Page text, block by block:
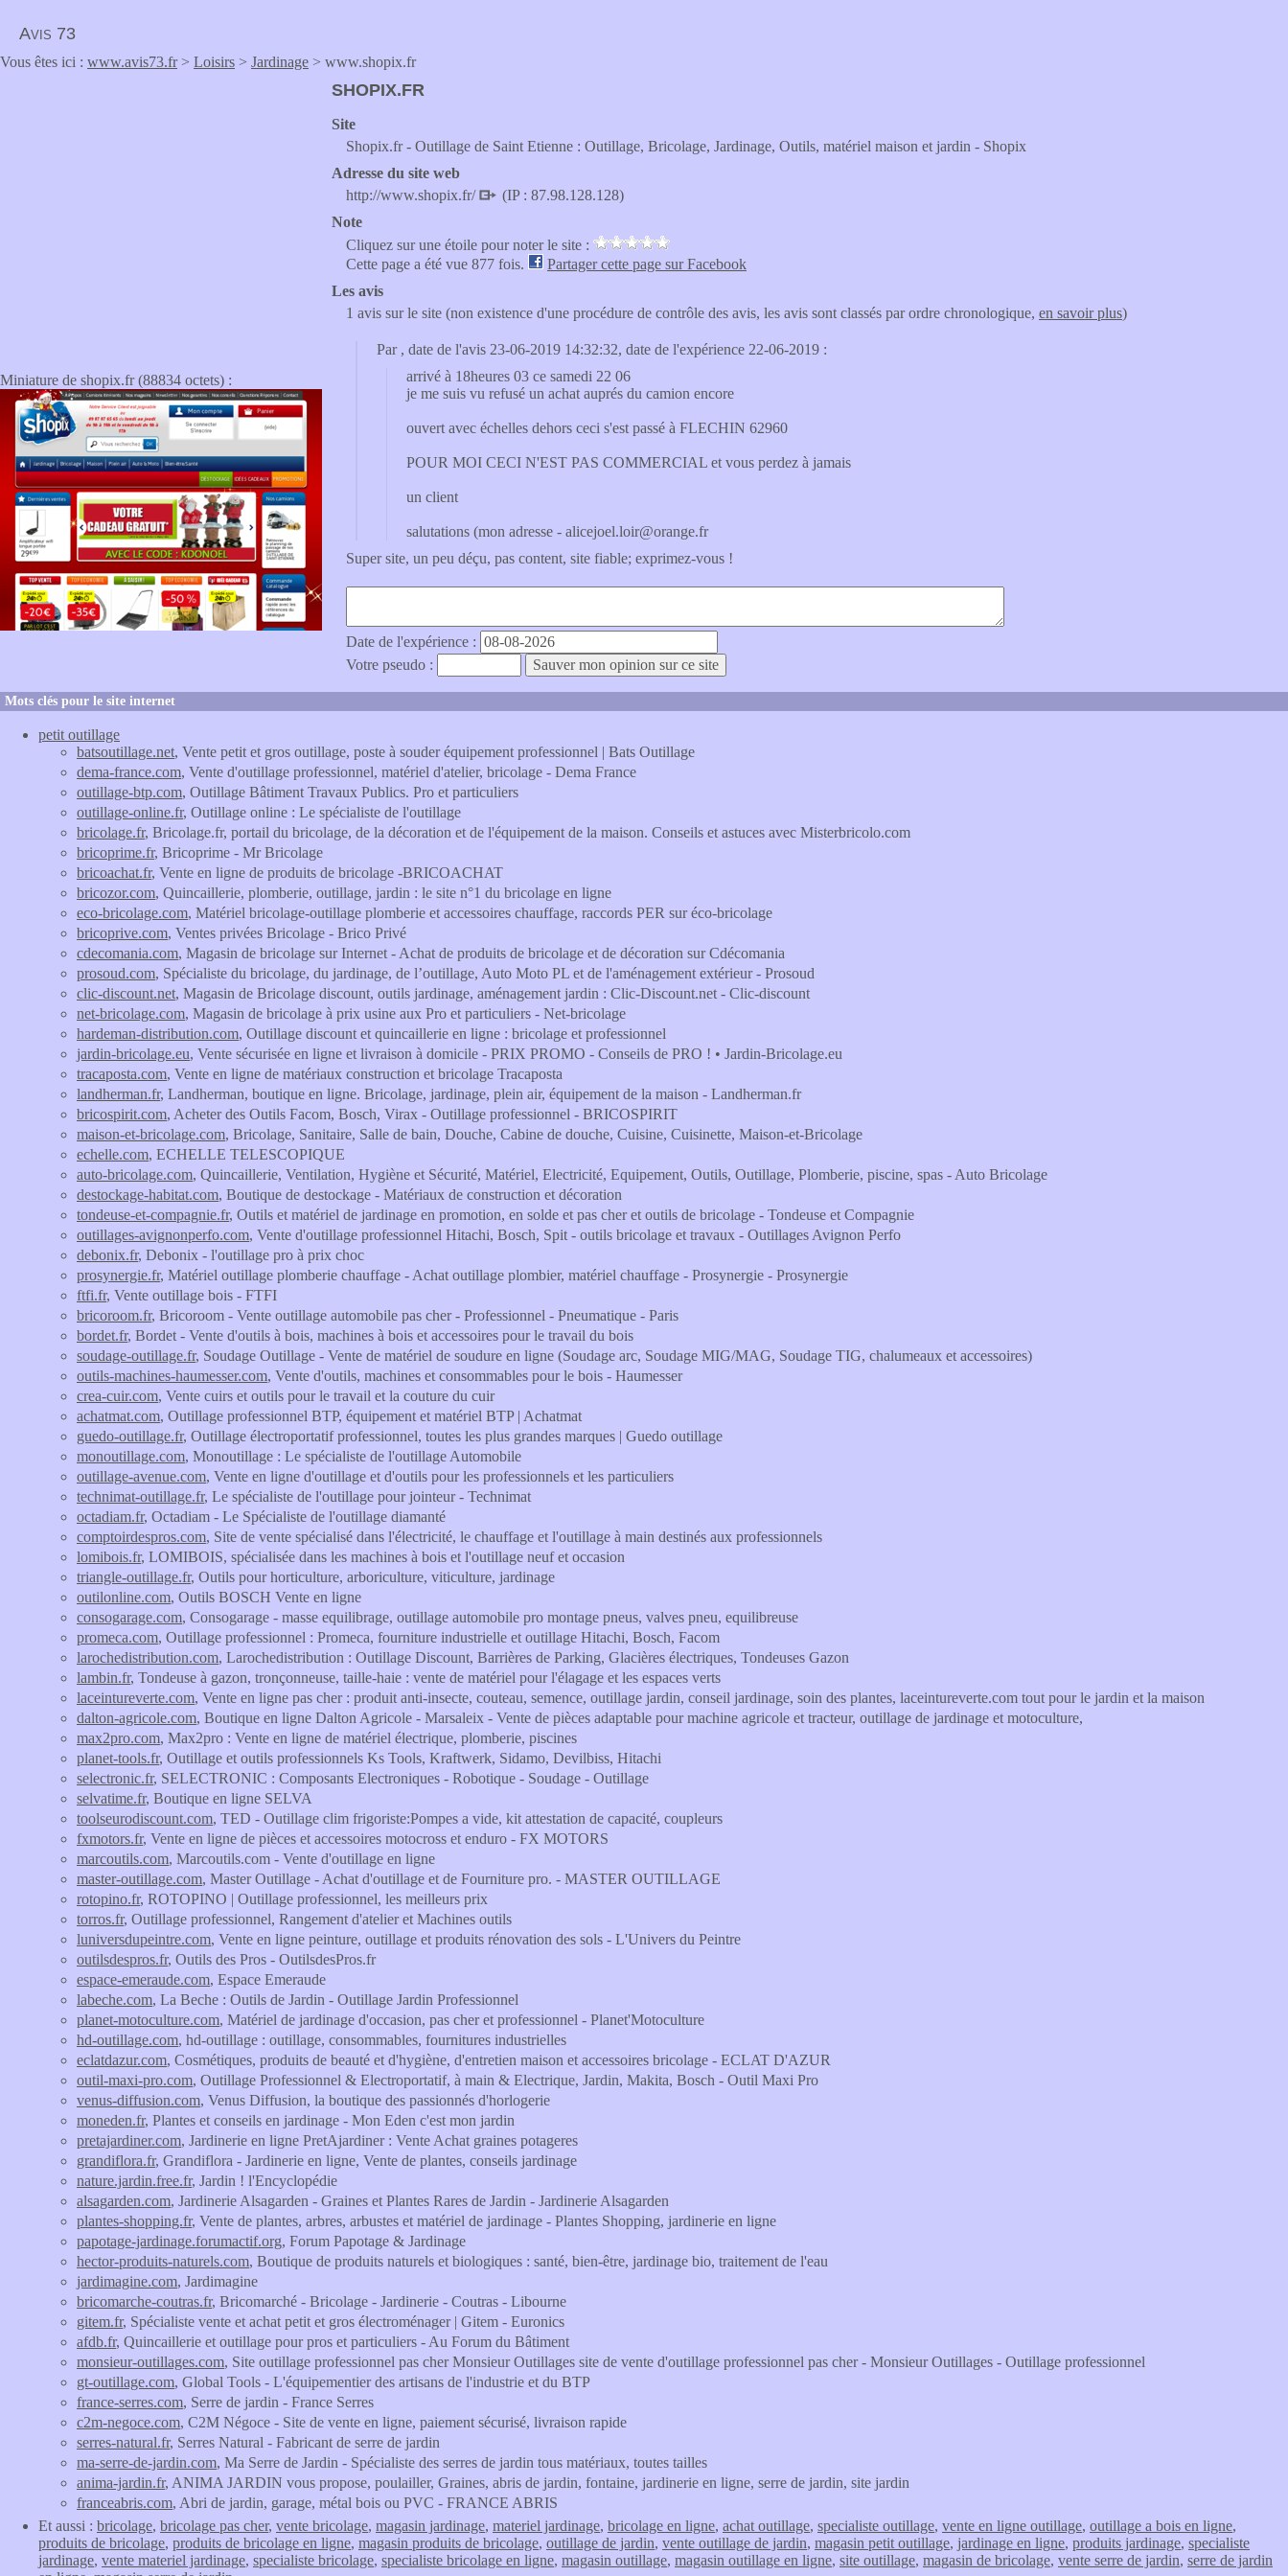
Avis 73
Vous êtes ici : www.avis73.fr> Loisirs > Jardinage > www.shopix.fr
Miniature de shopix.fr (88834 octets) :
SHOPIX.FR
Site
Shopix.fr - Outillage de Saint Etienne : Outillage, Bricolage, Jardinage, Outils, matériel maison et jardin - Shopix
Adresse du site web
http://www.shopix.fr/
(IP : 87.98.128.128)
Note
Cliquez sur une étoile pour noter le site :
Cette page a été vue 877 fois.
Partager cette page sur Facebook
Les avis
1 avis sur le site (non existence d'une procédure de contrôle des avis, les avis sont classés par ordre chronologique, en savoir plus)
Par , date de l'avis 23-06-2019 14:32:32, date de l'expérience 22-06-2019 :
arrivé à 18heures 03 ce samedi 22 06
je me suis vu refusé un achat auprés du camion encore
ouvert avec échelles dehors ceci s'est passé à FLECHIN 62960
POUR MOI CECI N'EST PAS COMMERCIAL et vous perdez à jamais
un client
salutations (mon adresse - alicejoel.loir@orange.fr
Super site, un peu déçu, pas content, site fiable; exprimez-vous !
Date de l'expérience :
Votre pseudo :
Mots clés pour le site internet
petit outillage
batsoutillage.net, Vente petit et gros outillage, poste à souder équipement professionnel | Bats Outillage
dema-france.com, Vente d'outillage professionnel, matériel d'atelier, bricolage - Dema France
outillage-btp.com, Outillage Bâtiment Travaux Publics. Pro et particuliers
outillage-online.fr, Outillage online : Le spécialiste de l'outillage
bricolage.fr, Bricolage.fr, portail du bricolage, de la décoration et de l'équipement de la maison. Conseils et astuces avec Misterbricolo.com
bricoprime.fr, Bricoprime - Mr Bricolage
bricoachat.fr, Vente en ligne de produits de bricolage -BRICOACHAT
bricozor.com, Quincaillerie, plomberie, outillage, jardin : le site n°1 du bricolage en ligne
eco-bricolage.com, Matériel bricolage-outillage plomberie et accessoires chauffage, raccords PER sur éco-bricolage
bricoprive.com, Ventes privées Bricolage - Brico Privé
cdecomania.com, Magasin de bricolage sur Internet - Achat de produits de bricolage et de décoration sur Cdécomania
prosoud.com, Spécialiste du bricolage, du jardinage, de l’outillage, Auto Moto PL et de l'aménagement extérieur - Prosoud
clic-discount.net, Magasin de Bricolage discount, outils jardinage, aménagement jardin : Clic-Discount.net - Clic-discount
net-bricolage.com, Magasin de bricolage à prix usine aux Pro et particuliers - Net-bricolage
hardeman-distribution.com, Outillage discount et quincaillerie en ligne : bricolage et professionnel
jardin-bricolage.eu, Vente sécurisée en ligne et livraison à domicile - PRIX PROMO - Conseils de PRO ! • Jardin-Bricolage.eu
tracaposta.com, Vente en ligne de matériaux construction et bricolage Tracaposta
landherman.fr, Landherman, boutique en ligne. Bricolage, jardinage, plein air, équipement de la maison - Landherman.fr
bricospirit.com, Acheter des Outils Facom, Bosch, Virax - Outillage professionnel - BRICOSPIRIT
maison-et-bricolage.com, Bricolage, Sanitaire, Salle de bain, Douche, Cabine de douche, Cuisine, Cuisinette, Maison-et-Bricolage
echelle.com, ECHELLE TELESCOPIQUE
auto-bricolage.com, Quincaillerie, Ventilation, Hygiène et Sécurité, Matériel, Electricité, Equipement, Outils, Outillage, Plomberie, piscine, spas - Auto Bricolage
destockage-habitat.com, Boutique de destockage - Matériaux de construction et décoration
tondeuse-et-compagnie.fr, Outils et matériel de jardinage en promotion, en solde et pas cher et outils de bricolage - Tondeuse et Compagnie
outillages-avignonperfo.com, Vente d'outillage professionnel Hitachi, Bosch, Spit - outils bricolage et travaux - Outillages Avignon Perfo
debonix.fr, Debonix - l'outillage pro à prix choc
prosynergie.fr, Matériel outillage plomberie chauffage - Achat outillage plombier, matériel chauffage - Prosynergie - Prosynergie
ftfi.fr, Vente outillage bois - FTFI
bricoroom.fr, Bricoroom - Vente outillage automobile pas cher - Professionnel - Pneumatique - Paris
bordet.fr, Bordet - Vente d'outils à bois, machines à bois et accessoires pour le travail du bois
soudage-outillage.fr, Soudage Outillage - Vente de matériel de soudure en ligne (Soudage arc, Soudage MIG/MAG, Soudage TIG, chalumeaux et accessoires)
outils-machines-haumesser.com, Vente d'outils, machines et consommables pour le bois - Haumesser
crea-cuir.com, Vente cuirs et outils pour le travail et la couture du cuir
achatmat.com, Outillage professionnel BTP, équipement et matériel BTP | Achatmat
guedo-outillage.fr, Outillage électroportatif professionnel, toutes les plus grandes marques | Guedo outillage
monoutillage.com, Monoutillage : Le spécialiste de l'outillage Automobile
outillage-avenue.com, Vente en ligne d'outillage et d'outils pour les professionnels et les particuliers
technimat-outillage.fr, Le spécialiste de l'outillage pour jointeur - Technimat
octadiam.fr, Octadiam - Le Spécialiste de l'outillage diamanté
comptoirdespros.com, Site de vente spécialisé dans l'électricité, le chauffage et l'outillage à main destinés aux professionnels
lomibois.fr, LOMIBOIS, spécialisée dans les machines à bois et l'outillage neuf et occasion
triangle-outillage.fr, Outils pour horticulture, arboriculture, viticulture, jardinage
outilonline.com, Outils BOSCH Vente en ligne
consogarage.com, Consogarage - masse equilibrage, outillage automobile pro montage pneus, valves pneu, equilibreuse
promeca.com, Outillage professionnel : Promeca, fourniture industrielle et outillage Hitachi, Bosch, Facom
larochedistribution.com, Larochedistribution : Outillage Discount, Barrières de Parking, Glacières électriques, Tondeuses Gazon
lambin.fr, Tondeuse à gazon, tronçonneuse, taille-haie : vente de matériel pour l'élagage et les espaces verts
laceintureverte.com, Vente en ligne pas cher : produit anti-insecte, couteau, semence, outillage jardin, conseil jardinage, soin des plantes, laceintureverte.com tout pour le jardin et la maison
dalton-agricole.com, Boutique en ligne Dalton Agricole - Marsaleix - Vente de pièces adaptable pour machine agricole et tracteur, outillage de jardinage et motoculture,
max2pro.com, Max2pro : Vente en ligne de matériel électrique, plomberie, piscines
planet-tools.fr, Outillage et outils professionnels Ks Tools, Kraftwerk, Sidamo, Devilbiss, Hitachi
selectronic.fr, SELECTRONIC : Composants Electroniques - Robotique - Soudage - Outillage
selvatime.fr, Boutique en ligne SELVA
toolseurodiscount.com, TED - Outillage clim frigoriste:Pompes a vide, kit attestation de capacité, coupleurs
fxmotors.fr, Vente en ligne de pièces et accessoires motocross et enduro - FX MOTORS
marcoutils.com, Marcoutils.com - Vente d'outillage en ligne
master-outillage.com, Master Outillage - Achat d'outillage et de Fourniture pro. - MASTER OUTILLAGE
rotopino.fr, ROTOPINO | Outillage professionnel, les meilleurs prix
torros.fr, Outillage professionnel, Rangement d'atelier et Machines outils
luniversdupeintre.com, Vente en ligne peinture, outillage et produits rénovation des sols - L'Univers du Peintre
outilsdespros.fr, Outils des Pros - OutilsdesPros.fr
espace-emeraude.com, Espace Emeraude
labeche.com, La Beche : Outils de Jardin - Outillage Jardin Professionnel
planet-motoculture.com, Matériel de jardinage d'occasion, pas cher et professionnel - Planet'Motoculture
hd-outillage.com, hd-outillage : outillage, consommables, fournitures industrielles
eclatdazur.com, Cosmétiques, produits de beauté et d'hygiène, d'entretien maison et accessoires bricolage - ECLAT D'AZUR
outil-maxi-pro.com, Outillage Professionnel & Electroportatif, à main & Electrique, Jardin, Makita, Bosch - Outil Maxi Pro
venus-diffusion.com, Venus Diffusion, la boutique des passionnés d'horlogerie
moneden.fr, Plantes et conseils en jardinage - Mon Eden c'est mon jardin
pretajardiner.com, Jardinerie en ligne PretAjardiner : Vente Achat graines potageres
grandiflora.fr, Grandiflora - Jardinerie en ligne, Vente de plantes, conseils jardinage
nature.jardin.free.fr, Jardin ! l'Encyclopédie
alsagarden.com, Jardinerie Alsagarden - Graines et Plantes Rares de Jardin - Jardinerie Alsagarden
plantes-shopping.fr, Vente de plantes, arbres, arbustes et matériel de jardinage - Plantes Shopping, jardinerie en ligne
papotage-jardinage.forumactif.org, Forum Papotage & Jardinage
hector-produits-naturels.com, Boutique de produits naturels et biologiques : santé, bien-être, jardinage bio, traitement de l'eau
jardimagine.com, Jardimagine
bricomarche-coutras.fr, Bricomarché - Bricolage - Jardinerie - Coutras - Libourne
gitem.fr, Spécialiste vente et achat petit et gros électroménager | Gitem - Euronics
afdb.fr, Quincaillerie et outillage pour pros et particuliers - Au Forum du Bâtiment
monsieur-outillages.com, Site outillage professionnel pas cher Monsieur Outillages site de vente d'outillage professionnel pas cher - Monsieur Outillages - Outillage professionnel
gt-outillage.com, Global Tools - L'équipementier des artisans de l'industrie et du BTP
france-serres.com, Serre de jardin - France Serres
c2m-negoce.com, C2M Négoce - Site de vente en ligne, paiement sécurisé, livraison rapide
serres-natural.fr, Serres Natural - Fabricant de serre de jardin
ma-serre-de-jardin.com, Ma Serre de Jardin - Spécialiste des serres de jardin tous matériaux, toutes tailles
anima-jardin.fr, ANIMA JARDIN vous propose, poulailler, Graines, abris de jardin, fontaine, jardinerie en ligne, serre de jardin, site jardin
franceabris.com, Abri de jardin, garage, métal bois ou PVC - FRANCE ABRIS
Et aussi : bricolage, bricolage pas cher, vente bricolage, magasin jardinage, materiel jardinage, bricolage en ligne, achat outillage, specialiste outillage, vente en ligne outillage, outillage a bois en ligne,
produits de bricolage, produits de bricolage en ligne, magasin produits de bricolage, outillage de jardin, vente outillage de jardin, magasin petit outillage, jardinage en ligne, produits jardinage, specialiste
jardinage, vente materiel jardinage, specialiste bricolage, specialiste bricolage en ligne, magasin outillage, magasin outillage en ligne, site outillage, magasin de bricolage, vente serre de jardin, serre de jardin